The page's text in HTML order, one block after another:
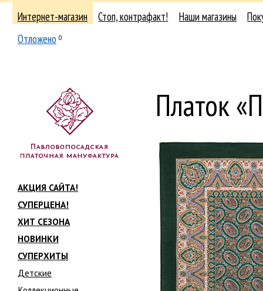
Интернет-магазин Стоп, контрафакт! Наши магазины
Отложено 0
АКЦИЯ САЙТА!
СУПЕРЦЕНА!
ХИТ СЕЗОНА
НОВИНКИ
СУПЕРХИТЫ
Детские
Платок